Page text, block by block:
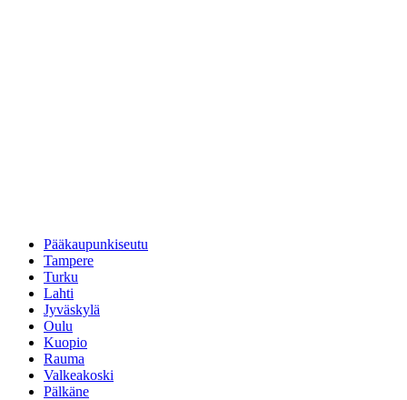
Pääkaupunkiseutu
Tampere
Turku
Lahti
Jyväskylä
Oulu
Kuopio
Rauma
Valkeakoski
Pälkäne